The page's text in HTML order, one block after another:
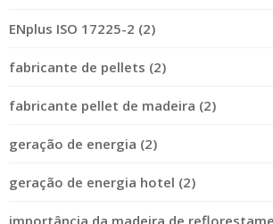
ENplus ISO 17225-2 (2)
fabricante de pellets (2)
fabricante pellet de madeira (2)
geração de energia (2)
geração de energia hotel (2)
importância da madeira de